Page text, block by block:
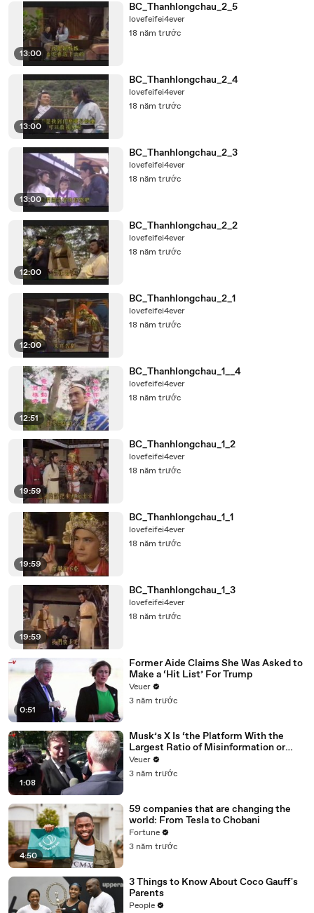
13:00
BC_Thanhlongchau_2_5
lovefeifei4ever
18 năm trước
13:00
BC_Thanhlongchau_2_4
lovefeifei4ever
18 năm trước
13:00
BC_Thanhlongchau_2_3
lovefeifei4ever
18 năm trước
12:00
BC_Thanhlongchau_2_2
lovefeifei4ever
18 năm trước
12:00
BC_Thanhlongchau_2_1
lovefeifei4ever
18 năm trước
12:51
BC_Thanhlongchau_1__4
lovefeifei4ever
18 năm trước
19:59
BC_Thanhlongchau_1_2
lovefeifei4ever
18 năm trước
19:59
BC_Thanhlongchau_1_1
lovefeifei4ever
18 năm trước
19:59
BC_Thanhlongchau_1_3
lovefeifei4ever
18 năm trước
0:51
Former Aide Claims She Was Asked to
Make a ‘Hit List’ For Trump
Veuer
3 năm trước
1:08
Musk’s X Is ‘the Platform With the
Largest Ratio of Misinformation or
Disinformation’ Amongst All Social
Media Platforms
Veuer
3 năm trước
4:50
59 companies that are changing the
world: From Tesla to Chobani
Fortune
3 năm trước
3 Things to Know About Coco Gauff's
Parents
People